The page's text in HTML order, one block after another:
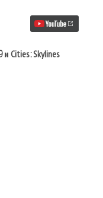
Cities: Skylines